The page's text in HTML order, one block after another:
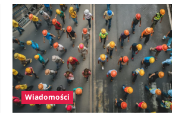
o
Reforma
Państwowej
Inspekcji
Pracy
wraca
do
Sejmu
—
jakie
zmiany
czekają
rynek
pracy?
Wiadomości